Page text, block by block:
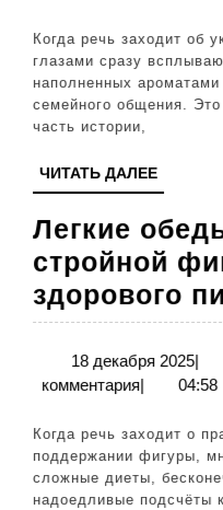
Когда речь заходит об украинской кухне, перед
глазами сразу
наполненных
семейного общения.
часть истории,
ЧИТАТЬ ДАЛЕЕЧИТАТЬ
ДАЛЕЕ
Легкие
стройной
здорового
18 декабря 202518
|
комментария| 04:58
Когда речь заходит о правильном питании и
поддержании фигуры,
сложные диеты,
надоедливые подсчёты